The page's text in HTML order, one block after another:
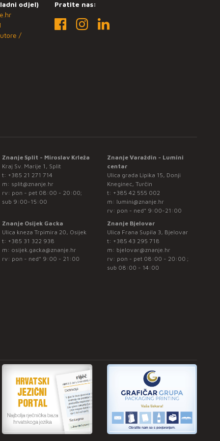
odjel)
/
Pratite nas:
Znanje Split - Miroslav Krleža
Kraj Sv. Marije 1, Split
t: +385 21 271 714
m: split@znanje.hr
rv: pon - pet 08:00 - 20:00;
sub 9:00-15:00
Znanje Varaždin - Lumini
centar
Ulica grada Lipika 15, Donji
Kneginec, Turčin
t: +385 42 555 002
m: lumini@znanje.hr
rv: pon - ned* 9:00-21:00
Znanje Osijek Gacka
Ulica kneza Trpimira 20, Osijek
t: +385 31 322 938
m: osijek.gacka@znanje.hr
rv: pon - ned* 9:00 - 21:00
Znanje Bjelovar
Ulica Frana Supila 3, Bjelovar
t: +385 43 295 718
m: bjelovar@znanje.hr
rv: pon - pet 08:00 - 20:00 ;
sub 08:00 - 14:00